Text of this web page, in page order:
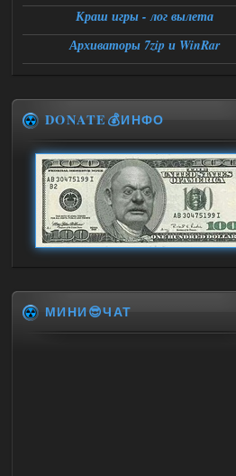
Краш игры - лог вылета
Архиваторы 7zip и WinRar
DONATE💰ИНФО
МИНИ😎ЧАТ